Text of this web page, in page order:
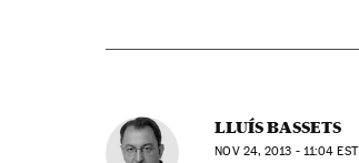
LLUÍS BASSETS
NOV24, 2013 - 11:04 EST